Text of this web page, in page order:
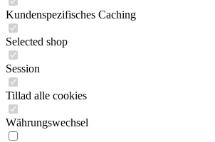
Kundenspezifisches Caching
Selected shop
Session
Tillad alle cookies
Währungswechsel